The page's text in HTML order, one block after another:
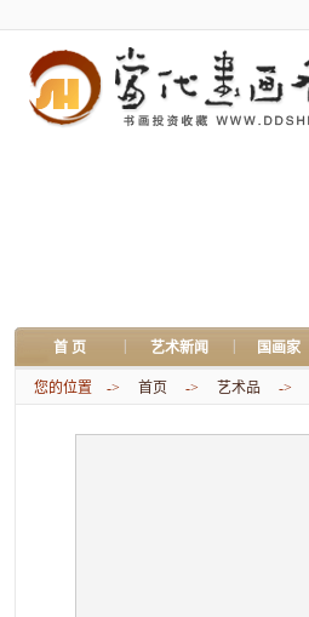
首 页 艺术新闻 国画家
您的位置 -> 首页 -> 艺术品 ->